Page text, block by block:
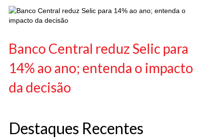
Banco Central reduz Selic para
14% ao ano; entenda o impacto
da decisão
Destaques Recentes